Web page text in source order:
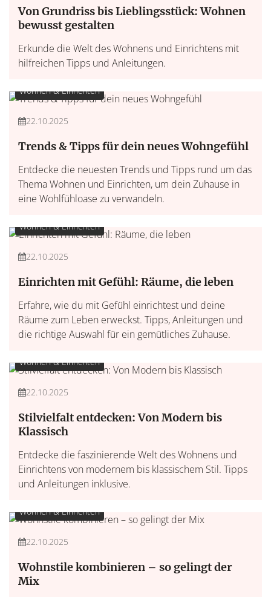
Von Grundriss bis Lieblingsstück: Wohnen
bewusst gestalten
Erkunde die Welt des Wohnens und Einrichtens mit
hilfreichen Tipps und Anleitungen.
Wohnen & Einrichten
22.10.2025
Trends & Tipps für dein neues Wohngefühl
Entdecke die neuesten Trends und Tipps rund um das
Thema Wohnen und Einrichten, um dein Zuhause in
eine Wohlfühloase zu verwandeln.
Wohnen & Einrichten
22.10.2025
Einrichten mit Gefühl: Räume, die leben
Erfahre, wie du mit Gefühl einrichtest und deine
Räume zum Leben erweckst. Tipps, Anleitungen und
die richtige Auswahl für ein gemütliches Zuhause.
Wohnen & Einrichten
22.10.2025
Stilvielfalt entdecken: Von Modern bis
Klassisch
Entdecke die faszinierende Welt des Wohnens und
Einrichtens von modernem bis klassischem Stil. Tipps
und Anleitungen inklusive.
Wohnen & Einrichten
22.10.2025
Wohnstile kombinieren – so gelingt der
Mix